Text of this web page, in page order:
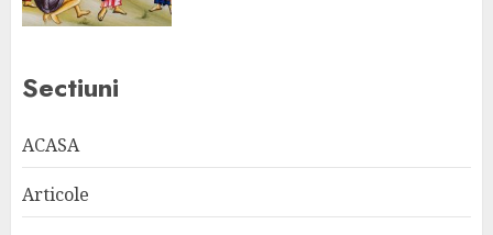
Sectiuni
ACASA
Articole